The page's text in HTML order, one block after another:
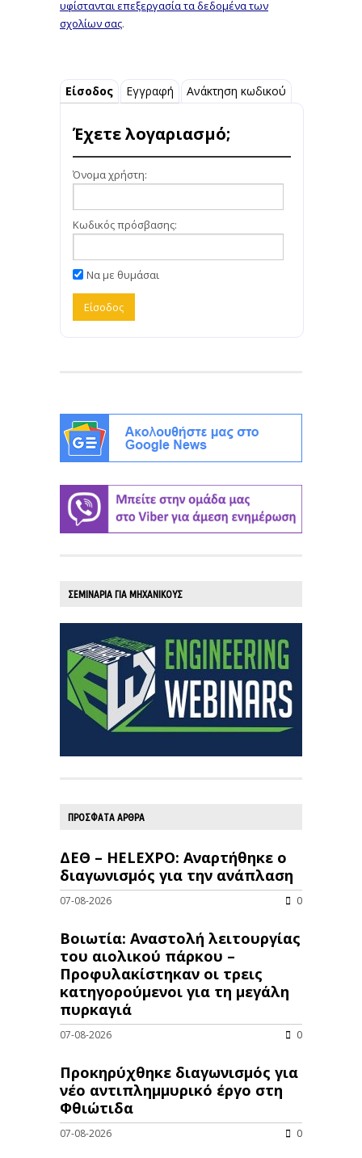
υφίστανται επεξεργασία τα δεδομένα των
σχολίων σας.
Είσοδος Εγγραφή Ανάκτηση κωδικού
Έχετε λογαριασμό;
Όνομα χρήστη:
Κωδικός πρόσβασης:
Να με θυμάσαι
ΣΕΜΙΝΑΡΙΑ ΓΙΑ ΜΗΧΑΝΙΚΟΥΣ
ΠΡΟΣΦΑΤΑ ΑΡΘΡΑ
ΔΕΘ – HELEXPO: Αναρτήθηκε ο
διαγωνισμός για την ανάπλαση
07-08-2026 0
Βοιωτία: Αναστολή λειτουργίας
του αιολικού πάρκου –
Προφυλακίστηκαν οι τρεις
κατηγορούμενοι για τη μεγάλη
πυρκαγιά
07-08-2026 0
Προκηρύχθηκε διαγωνισμός για
νέo αντιπλημμυρικό έργο στη
Φθιώτιδα
07-08-2026 0